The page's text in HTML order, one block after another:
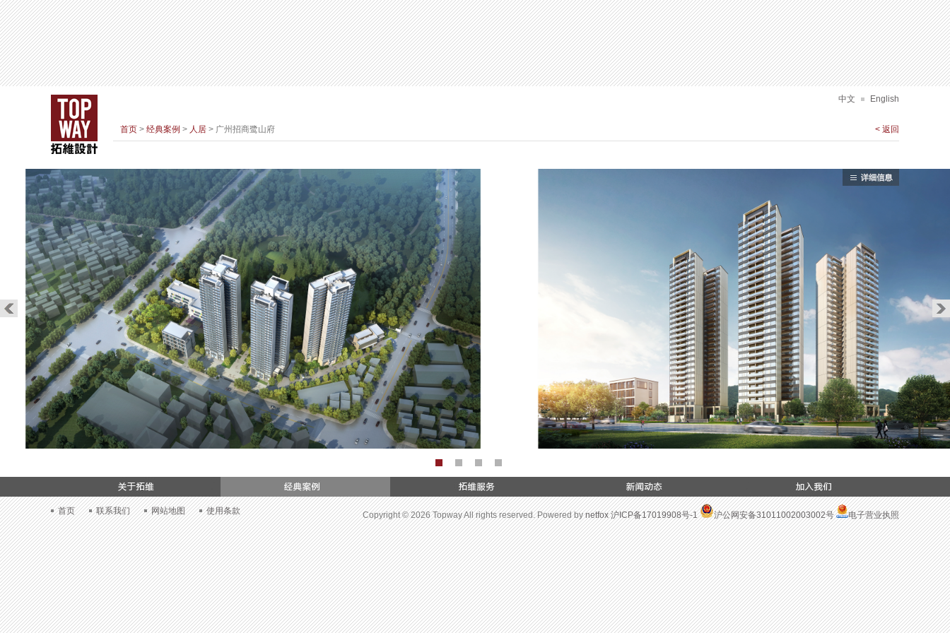
中文 English
首页 > 经典案例 > 人居 > 广州招商鹭山府 < 返回
首页 联系我们 网站地图 使用条款 Copyright © 2026 Topway All rights reserved. Powered bynetfox 沪ICP备17019908号-1 沪公网安备31011002003002号 电子营业执照